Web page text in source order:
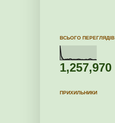
ВСЬОГО ПЕРЕГЛЯДІВ
1,257,970
ПРИХИЛЬНИКИ